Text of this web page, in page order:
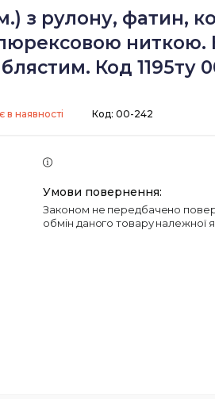
з рулону, фатин,
ниткою.
Код 1195ту
в наявності Код: 00-242
Законом не передбачено повернення та
обмін даного товару належної